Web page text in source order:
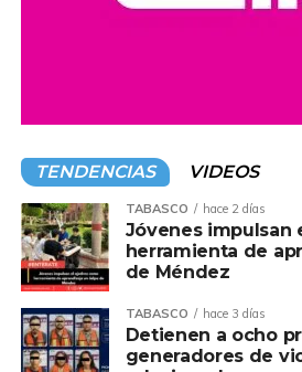
TENDENCIAS VIDEOS
TABASCO hace 2 días
Jóvenes impulsan
herramienta de
de Méndez
TABASCO hace 3 días
Detienen a ocho
generadores de